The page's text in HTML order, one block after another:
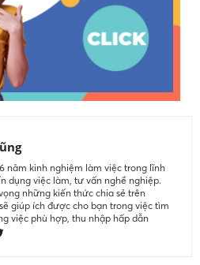
năm kinh nghiệm làm việc trong lĩnh
dụng việc làm, tư vấn nghề nghiệp.
những kiến thức chia sẻ trên
giúp ích được cho bạn trong việc tìm
việc phù hợp, thu nhập hấp dẫn